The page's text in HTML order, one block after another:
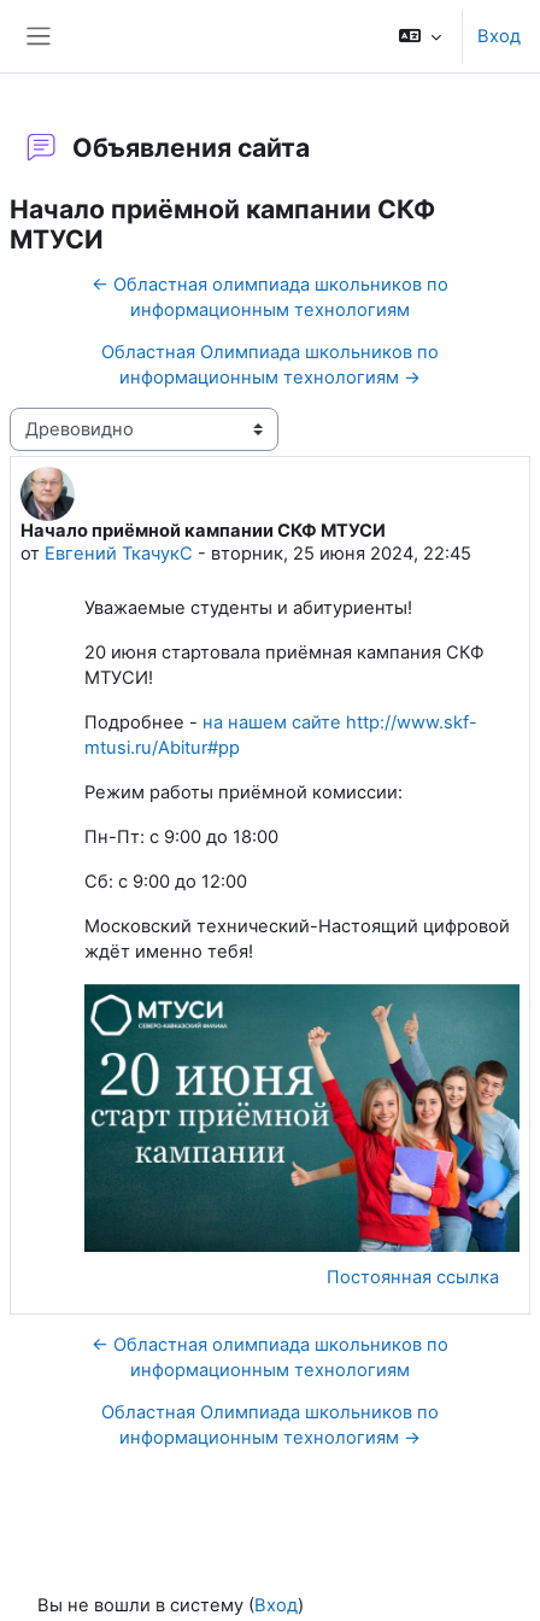
Вход
Объявления сайта
Начало приёмной кампании СКФ
МТУСИ
← Областная олимпиада школьников по
информационным технологиям
Областная Олимпиада школьников по
информационным технологиям →
Режим отображения
Начало приёмной кампании СКФ МТУСИ
от Евгений ТкачукС - вторник, 25 июня 2024, 22:45
Количество ответов: 0
Уважаемые студенты и абитуриенты!
20 июня стартовала приёмная кампания СКФ
МТУСИ!
Подробнее - на нашем сайте http://www.skf-
mtusi.ru/Abitur#pp
Режим работы приёмной комиссии:
Пн-Пт: с 9:00 до 18:00
Сб: с 9:00 до 12:00
Московский технический-Настоящий цифровой
ждёт именно тебя!
Постоянная ссылка
← Областная олимпиада школьников по
информационным технологиям
Областная Олимпиада школьников по
информационным технологиям →
Вы не вошли в систему (Вход)